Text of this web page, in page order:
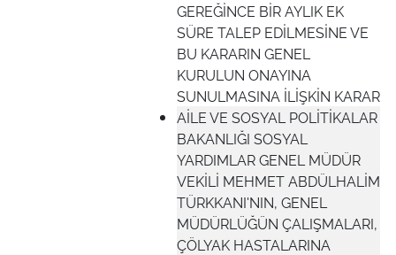
GEREĞİNCE BİR AYLIK EK
SÜRE TALEP EDİLMESİNE VE
BU KARARIN GENEL
KURULUN ONAYINA
SUNULMASINA İLİŞKİN KARAR
AİLE VE SOSYAL POLİTİKALAR
BAKANLIĞI SOSYAL
YARDIMLAR GENEL MÜDÜR
VEKİLİ MEHMET ABDÜLHALİM
TÜRKKANI'NIN, GENEL
MÜDÜRLÜĞÜN ÇALIŞMALARI,
ÇÖLYAK HASTALARINA